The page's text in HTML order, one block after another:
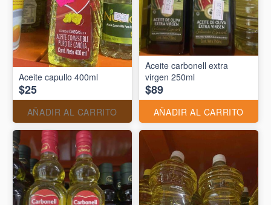
Aceite capullo 400ml
$25
AÑADIR AL CARRITO
Aceite carbonell extra
virgen 250ml
$89
AÑADIR AL CARRITO